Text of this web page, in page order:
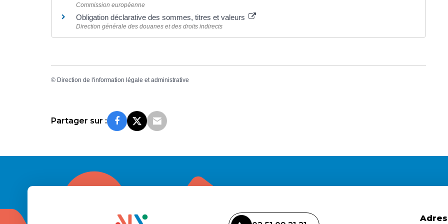
Commission européenne
Obligation déclarative des sommes, titres et valeurs
Direction générale des douanes et des droits indirects
© Direction de l'information légale et administrative
Partager sur :